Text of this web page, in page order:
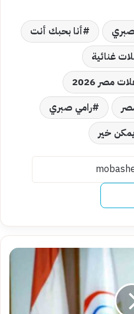
صبري
أنا بحبك أنت
غنائية
مصر 2026
رامي صبري
يمكن خير